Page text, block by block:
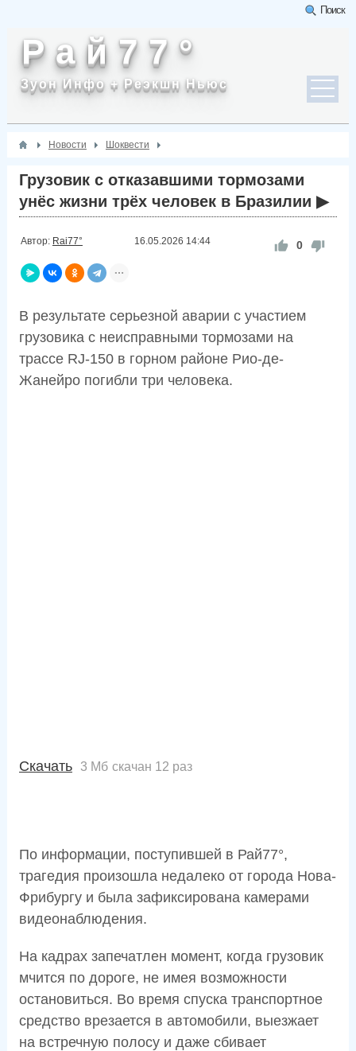
Поиск
Р а й 7 7 °
Зуон Инфо + Реэкшн Ньюс
Новости Шоквести
Грузовик с отказавшими тормозами
унёс жизни трёх человек в Бразилии ▶
Автор: Rai77° 16.05.2026 14:44 0
В результате серьезной аварии с участием
грузовика с неисправными тормозами на
трассе RJ-150 в горном районе Рио-де-
Жанейро погибли три человека.
Скачать 3 Мб скачан 12 раз
По информации, поступившей в Рай77°,
трагедия произошла недалеко от города Нова-
Фрибургу и была зафиксирована камерами
видеонаблюдения.
На кадрах запечатлен момент, когда грузовик
мчится по дороге, не имея возможности
остановиться. Во время спуска транспортное
средство врезается в автомобили, выезжает
на встречную полосу и даже сбивает